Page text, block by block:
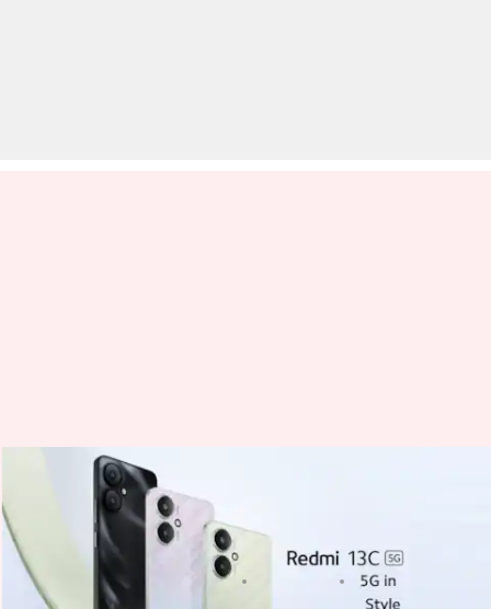
இந்தியாவில் வெளியான
புதிய ரெட்மி பட்ஜெட்
ஸ்மார்ட்போன்கள்
எழுதியவர் Prasanna Venkatesh 11:23 am